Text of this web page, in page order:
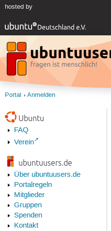
hosted by
Portal Anmelden
Ubuntu
FAQ
Verein
ubuntuusers.de
Über ubuntuusers.de
Portalregeln
Mitglieder
Gruppen
Spenden
Kontakt